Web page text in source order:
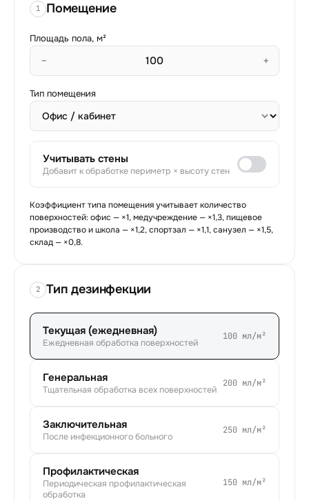
1 Помещение
Площадь пола, м²
− +
Тип помещения
Учитывать стены
Добавит к обработке периметр × высоту стен
Коэффициент типа помещения учитывает количество
поверхностей: офис — ×1, медучреждение — ×1,3, пищевое
производство и школа — ×1,2, спортзал — ×1,1, санузел — ×1,5,
склад — ×0,8.
2 Тип дезинфекции
Текущая (ежедневная)
Ежедневная обработка поверхностей
100 мл/м²
Генеральная
Тщательная обработка всех поверхностей
200 мл/м²
Заключительная
После инфекционного больного
250 мл/м²
Профилактическая
Периодическая профилактическая
обработка
150 мл/м²